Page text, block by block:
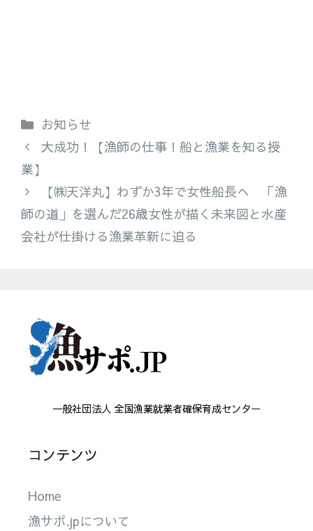
カ
テ
ー
お知らせ
大成功！【漁師の仕事！船と漁業を知る授
業】
【㈱天洋丸】わずか3年で女性船長へ 「漁
師の道」を選んだ26歳女性が描く未来図と水産
会社が仕掛ける漁業革新に迫る
一般社団法人 全国漁業就業者確保育成センター
コンテンツ
Home
漁サポ.jpについて